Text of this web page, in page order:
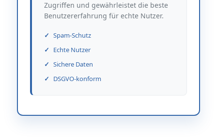
Zugriffen und gewährleistet die beste
Benutzererfahrung für echte Nutzer.
Spam-Schutz
Echte Nutzer
Sichere Daten
DSGVO-konform